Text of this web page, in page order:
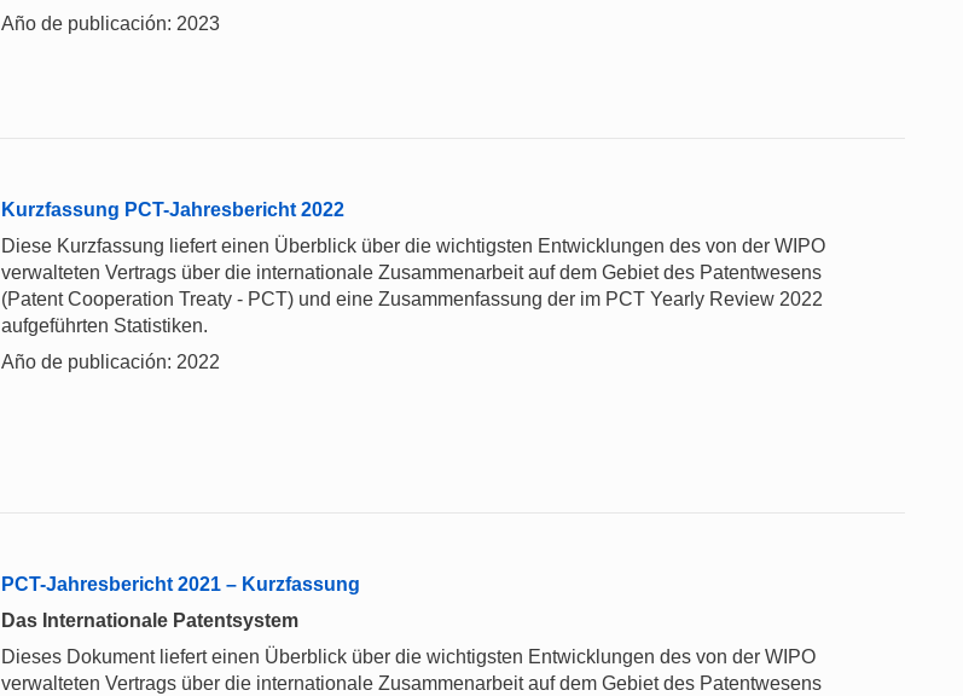
Año de publicación: 2023
Kurzfassung PCT-Jahresbericht 2022
Diese Kurzfassung liefert einen Überblick über die wichtigsten Entwicklungen des von der WIPO
verwalteten Vertrags über die internationale Zusammenarbeit auf dem Gebiet des Patentwesens
(Patent Cooperation Treaty - PCT) und eine Zusammenfassung der im PCT Yearly Review 2022
aufgeführten Statistiken.
Año de publicación: 2022
PCT-Jahresbericht 2021 – Kurzfassung
Das Internationale Patentsystem
Dieses Dokument liefert einen Überblick über die wichtigsten Entwicklungen des von der WIPO
verwalteten Vertrags über die internationale Zusammenarbeit auf dem Gebiet des Patentwesens